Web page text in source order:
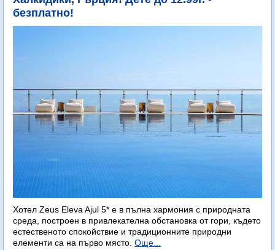
безплатно!
Хотел Zeus Eleva Ajul 5* е в пълна хармония с природната
среда, построен в привлекателна обстановка от гори, където
естественото спокойствие и традиционните природни
елементи са на първо място. Още...